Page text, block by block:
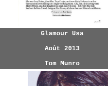
Glamour Usa
Août 2013
Tom Munro